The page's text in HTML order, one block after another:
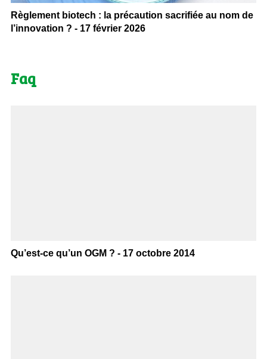
Règlement biotech : la précaution sacrifiée au nom de
l’innovation ? - 17 février 2026
Faq
Qu’est-ce qu’un OGM ? - 17 octobre 2014